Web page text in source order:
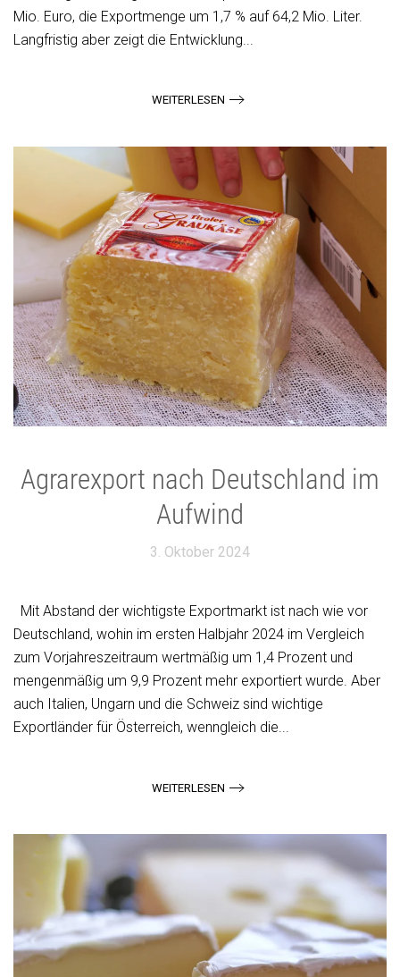
Mio. Euro, die Exportmenge um 1,7 % auf 64,2 Mio. Liter.
Langfristig aber zeigt die Entwicklung...
WEITERLESEN
Agrarexport nach Deutschland im
Aufwind
3. Oktober 2024
Mit Abstand der wichtigste Exportmarkt ist nach wie vor
Deutschland, wohin im ersten Halbjahr 2024 im Vergleich
zum Vorjahreszeitraum wertmäßig um 1,4 Prozent und
mengenmäßig um 9,9 Prozent mehr exportiert wurde. Aber
auch Italien, Ungarn und die Schweiz sind wichtige
Exportländer für Österreich, wenngleich die...
WEITERLESEN